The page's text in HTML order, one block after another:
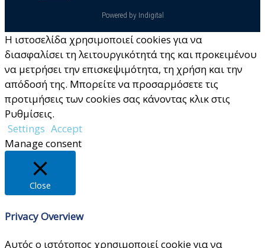
Powered by Indigital
Η ιστοσελίδα χρησιμοποιεί cookies για να
διασφαλίσει τη λειτουργικότητά της και προκειμένου
να μετρήσει την επισκεψιμότητα, τη χρήση και την
απόδοσή της. Μπορείτε να προσαρμόσετε τις
προτιμήσεις των cookies σας κάνοντας κλικ στις
Ρυθμίσεις.
Settings Accept
Manage consent
Close
Privacy Overview
Αυτός ο ιστότοπος χρησιμοποιεί cookie για να